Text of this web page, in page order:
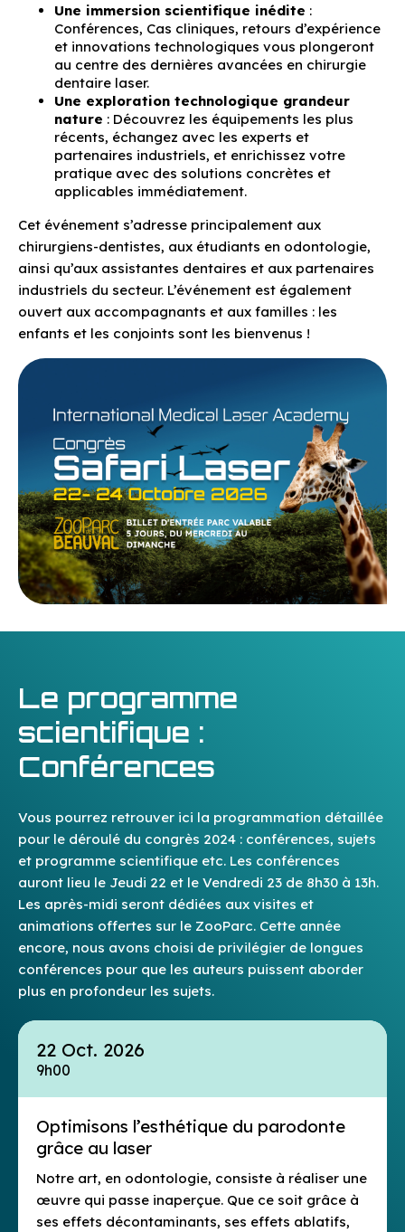
Une immersion scientifique inédite :
Conférences, Cas cliniques, retours d’expérience
et innovations technologiques vous plongeront
au centre des dernières avancées en chirurgie
dentaire laser.
Une exploration technologique grandeur
nature : Découvrez les équipements les plus
récents, échangez avec les experts et
partenaires industriels, et enrichissez votre
pratique avec des solutions concrètes et
applicables immédiatement.
Cet événement s’adresse principalement aux
chirurgiens-dentistes, aux étudiants en odontologie,
ainsi qu’aux assistantes dentaires et aux partenaires
industriels du secteur. L’événement est également
ouvert aux accompagnants et aux familles : les
enfants et les conjoints sont les bienvenus !
Le programme
scientifique :
Conférences
Vous pourrez retrouver ici la programmation détaillée
pour le déroulé du congrès 2024 : conférences, sujets
et programme scientifique etc. Les conférences
auront lieu le Jeudi 22 et le Vendredi 23 de 8h30 à 13h.
Les après-midi seront dédiées aux visites et
animations offertes sur le ZooParc. Cette année
encore, nous avons choisi de privilégier de longues
conférences pour que les auteurs puissent aborder
plus en profondeur les sujets.
22 Oct. 2026
9h00
Optimisons l’esthétique du parodonte
grâce au laser
Notre art, en odontologie, consiste à réaliser une
œuvre qui passe inaperçue. Que ce soit grâce à
ses effets décontaminants, ses effets ablatifs,